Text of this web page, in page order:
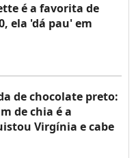
é a favorita de
ela 'dá pau' em
de chocolate preto:
de chia é a
Virgínia e cabe